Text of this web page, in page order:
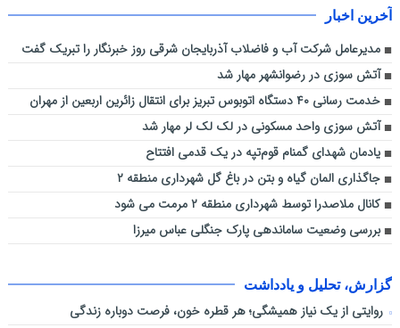
آخرین اخبار
مدیرعامل شرکت آب و فاضلاب آذربایجان شرقی روز خبرنگار را تبریک گفت
آتش سوزی در رضوانشهر مهار شد
خدمت رسانی ۴۰ دستگاه اتوبوس تبریز برای انتقال زائرین اربعین از مهران
آتش سوزی واحد مسکونی در لک لک لر مهار شد
یادمان شهدای گمنام قوم‌تپه در یک قدمی افتتاح
جاگذاری المان گیاه و بتن در باغ گل شهرداری منطقه ۲
کانال ملاصدرا توسط شهرداری منطقه ۲ مرمت می شود
بررسی وضعیت ساماندهی پارک جنگلی عباس میرزا
گزارش، تحلیل و یادداشت
روایتی از یک نیاز همیشگی؛ هر قطره خون، فرصت دوباره زندگی